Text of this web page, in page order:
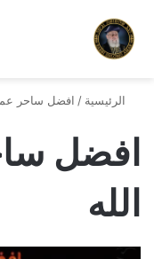
الرئيسية / افضل ساحر
افضل
الله